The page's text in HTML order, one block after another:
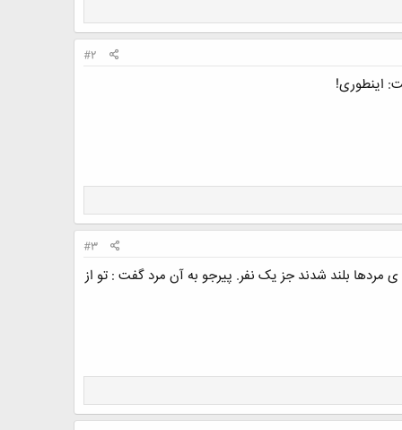
#2
اینطوری!
#3
بلند شدند جز یک نفر. پیرجو به آن مرد گفت : تو از